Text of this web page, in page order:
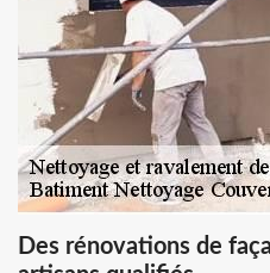
Des rénovations de